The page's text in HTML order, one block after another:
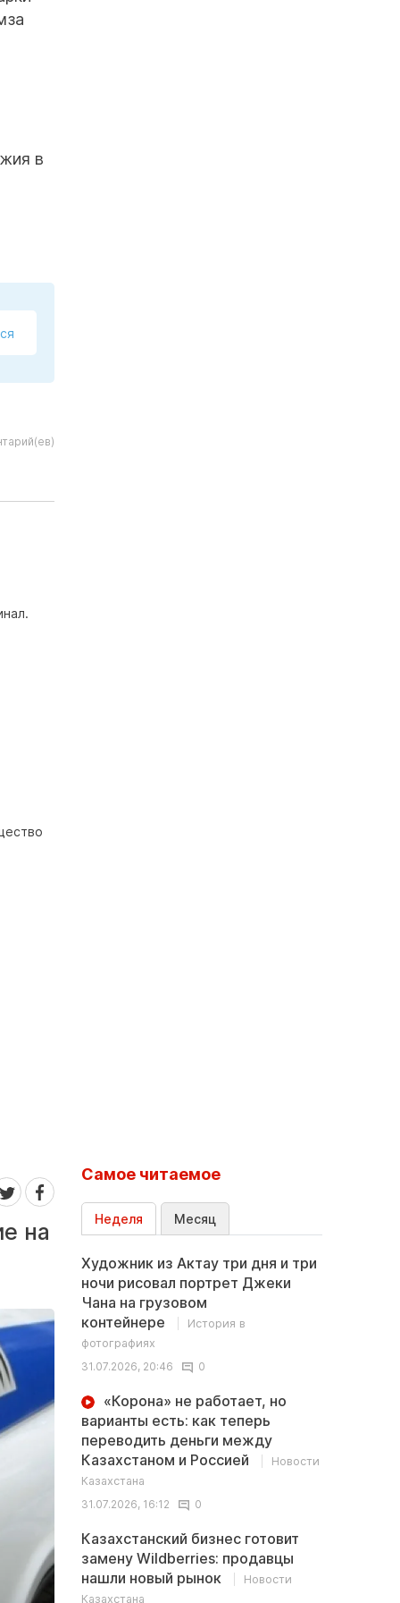
в
на
Самое читаемое
Неделя Месяц
Художник из Актау три дня и три
ночи рисовал портрет Джеки
Чана на грузовом
контейнере
История в
фотографиях
31.07.2026, 20:46
0
«Корона» не работает, но
варианты есть: как теперь
переводить деньги между
Казахстаном и Россией
Новости
Казахстана
31.07.2026, 16:12
0
Казахстанский бизнес готовит
замену Wildberries: продавцы
нашли новый рынок
Новости
Казахстана